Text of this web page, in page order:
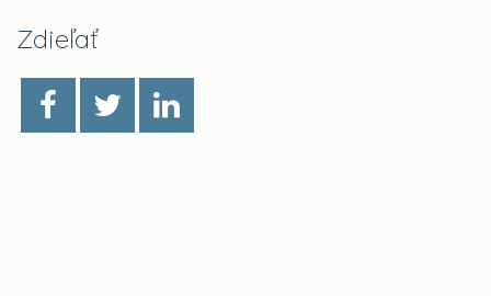
Zdieľať